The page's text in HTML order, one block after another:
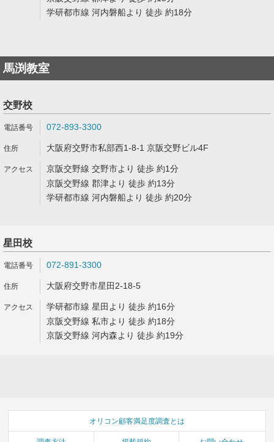
学研都市線 河内磐船より 徒歩 約18分
馬渕教室
交野校
072-893-3300
大阪府交野市私部西1-8-1 京阪交野ビル4F
京阪交野線 交野市より 徒歩 約1分
京阪交野線 郡津より 徒歩 約13分
学研都市線 河内磐船より 徒歩 約20分
星田校
072-891-3300
大阪府交野市星田2-18-5
学研都市線 星田より 徒歩 約16分
京阪交野線 私市より 徒歩 約18分
京阪交野線 河内森より 徒歩 約19分
オリコン顧客満足度調査とは